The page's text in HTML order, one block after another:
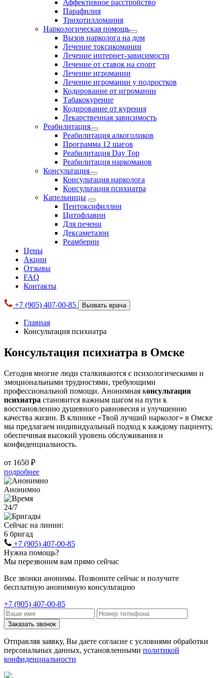
Аффективное расстройство
Парафилия
Трихотилломания
Наркологическая помощь
Вызов нарколога на дом
Лечение токсикомании
Лечение интернет-зависимости
Лечение от ставок на спорт
Лечение игромании
Лечение игромании у подростков
Кодирование от игромании
Табакокурение
Кодирование от курения
Лекарственная зависимость
Реабилитация
Реабилитация алкоголиков
Программа 12 шагов
Реабилитация Day Top
Реабилитация наркоманов
Консультация
Консультация нарколога
Консультация психиатра
Капельницы
Пентоксифиллин
Цитофлавин
Для печени
Дексаметазон
Реамберин
Цены
Акции
Отзывы
FAQ
Контакты
+7 (905) 407-00-85 Вызвать врача
Главная
Консультация психиатра
Консультация психиатра в Омске
Сегодня многие люди сталкиваются с психологическими и
эмоциональными трудностями, требующими
профессиональной помощи. Анонимная консультация
психиатра становится важным шагом на пути к
восстановлению душевного равновесия и улучшению
качества жизни. В клинике «Твой лучший нарколог» в Омске
мы предлагаем индивидуальный подход к каждому пациенту,
обеспечивая высокий уровень обслуживания и
конфиденциальность.
от 1650 ₽
подробнее
Анонимно
24/7
Сейчас на линии:
6 бригад
+7 (905) 407-00-85
Нужна помощь?
Мы перезвоним вам прямо сейчас
Все звонки анонимы. Позвоните сейчас и получите
бесплатную анонимную консультацию
+7 (905) 407-00-85
Заказать звонок
Отправляя заявку, Вы даете согласие с условиями обработки
персональных данных, установленными политикой
конфиденциальности